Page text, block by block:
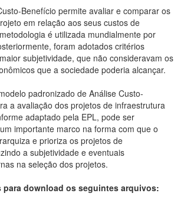
Benefício permite avaliar e comparar os
em relação aos seus custos de
é utilizada mundialmente por
foram adotados critérios
subjetividade, que não consideravam os
que a sociedade poderia alcançar.
padronizado de Análise Custo-
a avaliação dos projetos de infraestrutura
adaptado pela EPL, pode ser
importante marco na forma com que o
e prioriza os projetos de
a subjetividade e eventuais
na seleção dos projetos.
para download os seguintes arquivos: